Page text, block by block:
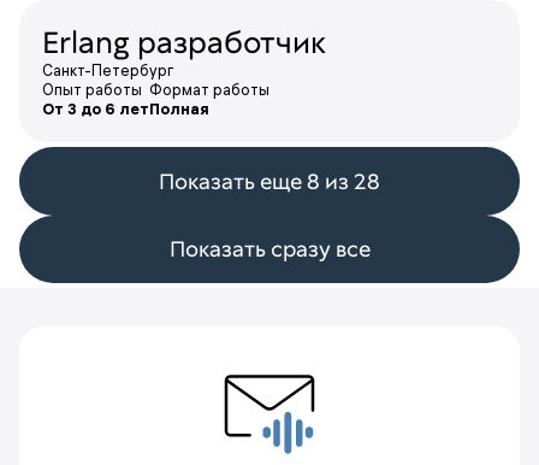
Санкт-Петербург
Erlang разработчик
Опыт работы
От 3 до 6 лет
Формат работы
Полная
Показать еще 8 из 28
Показать сразу все